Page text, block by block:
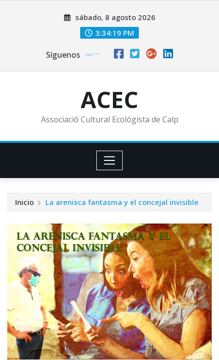
sábado, 8 agosto 2026
3:34:20 PM
Síguenos
ACEC
Associació Cultural Ecológista de Calp
Inicio La arenisca fantasma y el concejal invisible